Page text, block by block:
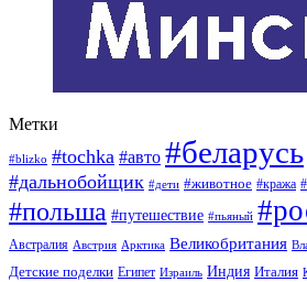
Метки
#blizko #tochka #авто #беларусь
#дальнобойщик #дети #животное #кража
#польша #путешествие #пьяный
Австралия Австрия Арктика Великобритания
Детские поделки Египет Израиль Индия Италия